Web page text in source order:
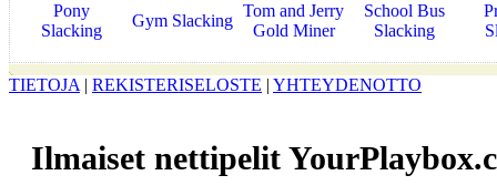
Pony
Slacking
Gym Slacking
Tom and Jerry
Gold Miner
School Bus
Slacking
TIETOJA | REKISTERISELOSTE | YHTEYDENOTTO
Ilmaiset nettipelit